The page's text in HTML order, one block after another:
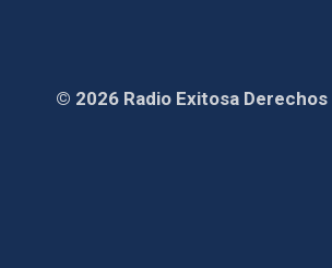
© 2026 Radio Exitosa